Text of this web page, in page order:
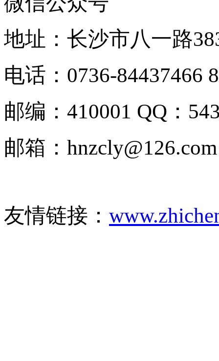
地址：长沙市八一路
电话：0736-84437466
邮编：410001 QQ：
邮箱：hnzcly@126.com
友情链接：